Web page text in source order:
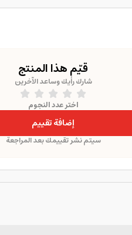
قيّم هذا المنتج
شارك رأيك وساعد الآخرين
اختر عدد النجوم
إضافة تقييم
سيتم نشر تقييمك بعد المراجعة